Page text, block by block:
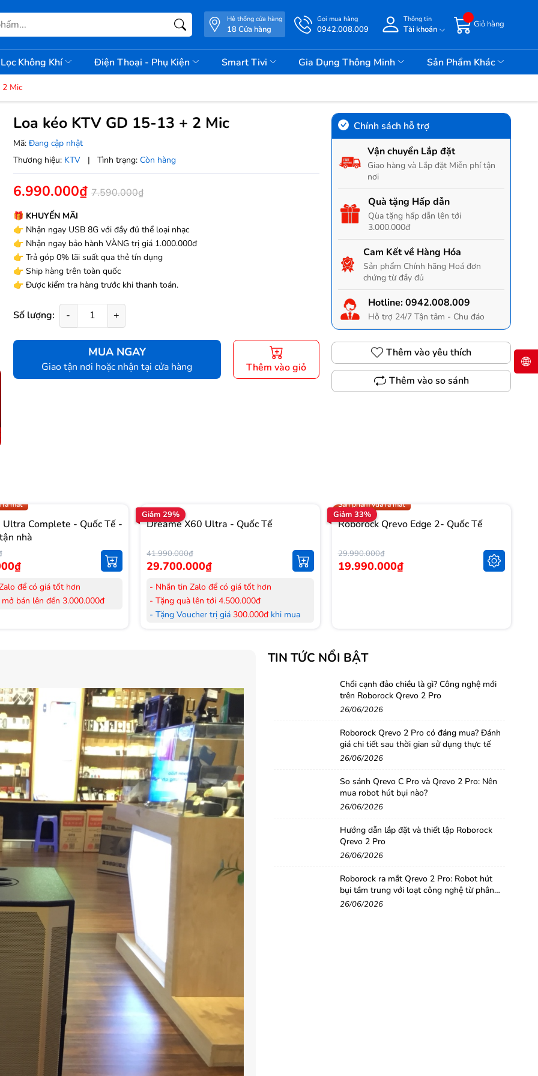
Hệ thống cửa hàng
18 Cửa hàng
Gọi mua hàng
0942.008.009
Thông tin
Tài khoản
Giỏ hàng
Không Khí Điện Thoại - Phụ Kiện Smart Tivi Gia Dụng Thông Minh Sản Phẩm Khác
2 Mic
Loa kéo KTV GD 15-13 + 2 Mic
Mã: Đang cập nhật
Thương hiệu: KTV | Tình trạng: Còn hàng
6.990.000₫ 7.590.000₫
🎁 KHUYẾN MÃI
👉 Nhận ngay USB 8G với đầy đủ thể loại nhạc
👉 Nhận ngay bảo hành VÀNG trị giá 1.000.000đ
👉 Trả góp 0% lãi suất qua thẻ tín dụng
👉 Ship hàng trên toàn quốc
👉 Được kiểm tra hàng trước khi thanh toán.
Số lượng: - +
MUA NGAY
Giao tận nơi hoặc nhận tại cửa hàng Thêm vào giỏ
Chính sách hỗ trợ
Vận chuyển Lắp đặt
Giao hàng và Lắp đặt Miễn phí tận
nơi
Quà tặng Hấp dẫn
Qùa tặng hấp dẫn lên tới
3.000.000đ
Cam Kết về Hàng Hóa
Sản phẩm Chính hãng Hoá đơn
chứng từ đầy đủ
Hotline:0942.008.009
Hỗ trợ 24/7 Tận tâm - Chu đáo
Thêm vào yêu thích
Thêm vào so sánh
ra mắt
Complete - Quốc Tế -
nhà
để có giá tốt hơn
bán lên đến 3.000.000đ
Toàn Quốc.
tháng Chính hãng
Giảm 29%
Dreame X60 Ultra - Quốc Tế
41.990.000₫
29.700.000₫
- Nhắn tin Zalo để có giá tốt hơn
- Tặng quà lên tới 4.500.000đ
- Tặng Voucher trị giá 300.000đkhi mua
- Lắp đặt, HDSD tại nhà nội thành Hà Nội,
Hồ Chí Minh
- Vận chuyển Toàn Quốc.
- Bảo hành 24 tháng chính hãng
Giảm 33%
Sản phẩm vừa ra mắt
Roborock Qrevo Edge 2- Quốc Tế
29.990.000₫
19.990.000₫
TIN TỨC NỔI BẬT
Chổi cạnh đảo chiều là gì? Công nghệ mới
trên Roborock Qrevo 2 Pro
26/06/2026
Roborock Qrevo 2 Pro có đáng mua? Đánh
giá chi tiết sau thời gian sử dụng thực tế
26/06/2026
So sánh Qrevo C Pro và Qrevo 2 Pro: Nên
mua robot hút bụi nào?
26/06/2026
Hướng dẫn lắp đặt và thiết lập Roborock
Qrevo 2 Pro
26/06/2026
Roborock ra mắt Qrevo 2 Pro: Robot hút
bụi tầm trung với loạt công nghệ từ phân
khúc cao cấp
26/06/2026